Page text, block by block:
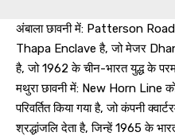
अंबाला छावनी में: Patterson
Thapa Enclave है, जो मेजर
है, जो 1962 के चीन-भारत युद्ध के परम
मथुरा छावनी में: New Horn Line
परिवर्तित किया गया है, जो कंपनी
श्रद्धांजलि देता है, जिन्हें 1965 के